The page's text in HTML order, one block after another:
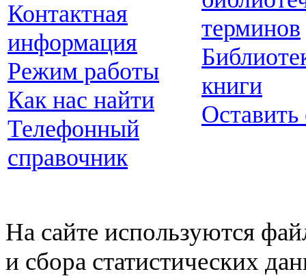
Контактная
информация
Режим работы
Как нас найти
Телефонный
справочник
терминов
книги
Оставить
На сайте используются
и сбора статистических